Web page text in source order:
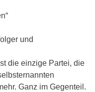
und
die einzige Partei, die
Ganz im Gegenteil.